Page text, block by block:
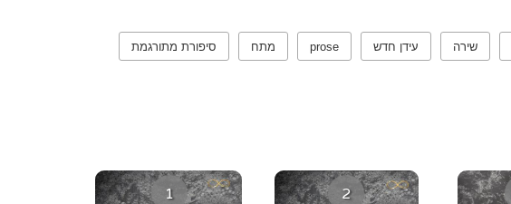
שירה עידן חדש prose מתח סיפורת מתורגמת
1 2